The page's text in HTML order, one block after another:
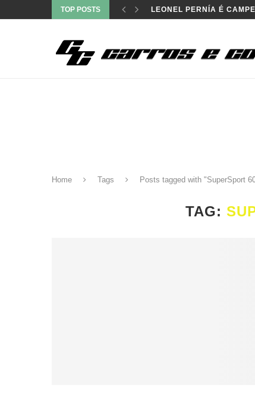
TOP POSTS LEONEL PERNÍA É
Home Tags Posts tagged with "SuperSport
TAG: